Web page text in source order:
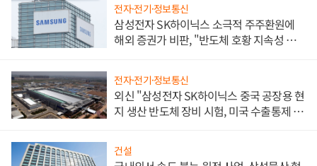
전자·전기·정보통신
삼성전자 SK하이닉스 소극적 주주환원에
해외 증권가 비판, "반도체 호황 지속성 의
전자·전기·정보통신
외신 "삼성전자 SK하이닉스 중국 공장용 현
지 생산 반도체 장비 시험, 미국 수출통제 대
건설